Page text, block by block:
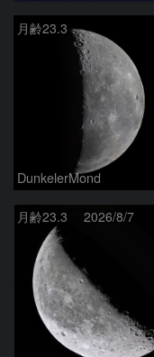
月齢23.3
DunkelerMond
月齢23.3 2026/8/7